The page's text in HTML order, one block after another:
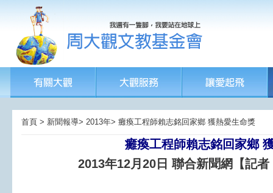
首頁 > 新聞報導> 2013年> 癱瘓工程師賴志銘回家鄉 獲熱愛生命獎
癱瘓工程師賴志銘回家鄉
2013年12月20日 聯合新聞網【記